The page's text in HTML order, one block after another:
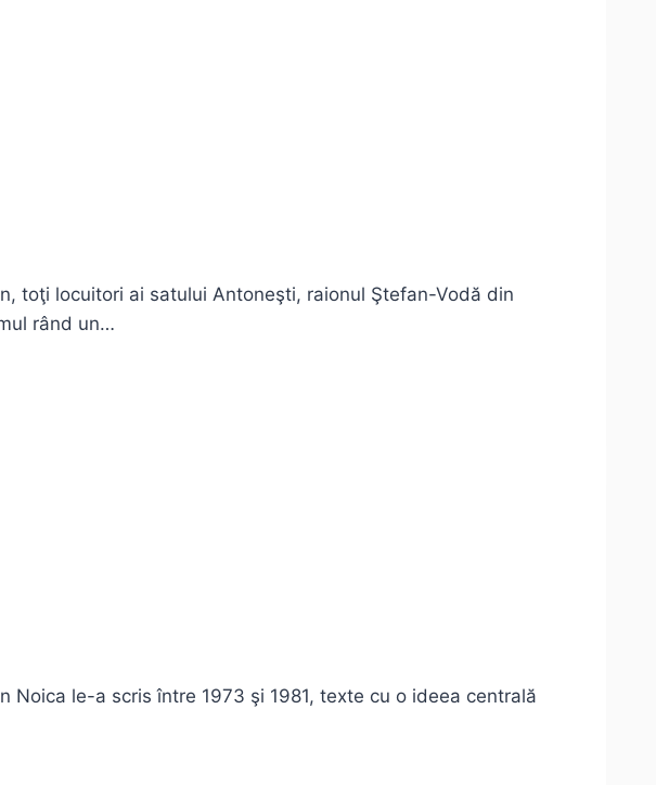
toţi locuitori ai satului Antoneşti, raionul Ştefan-Vodă din
rând un…
le-a scris între 1973 şi 1981, texte cu o ideea centrală